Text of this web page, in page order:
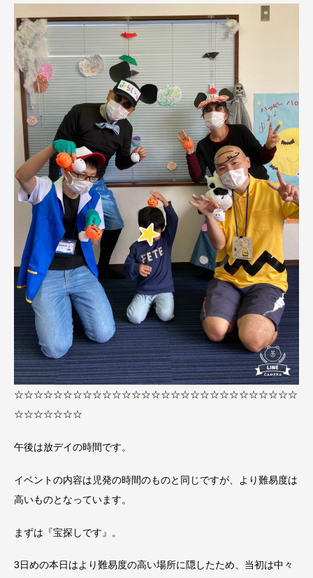
☆☆☆☆☆☆☆☆☆☆☆☆☆☆☆☆☆☆☆☆☆☆☆☆☆☆☆☆☆
☆☆☆☆☆☆☆
午後は放デイの時間です。
イベントの内容は児発の時間のものと同じですが、より難易度は
高いものとなっています。
まずは『宝探しです』。
3日めの本日はより難易度の高い場所に隠したため、当初は中々